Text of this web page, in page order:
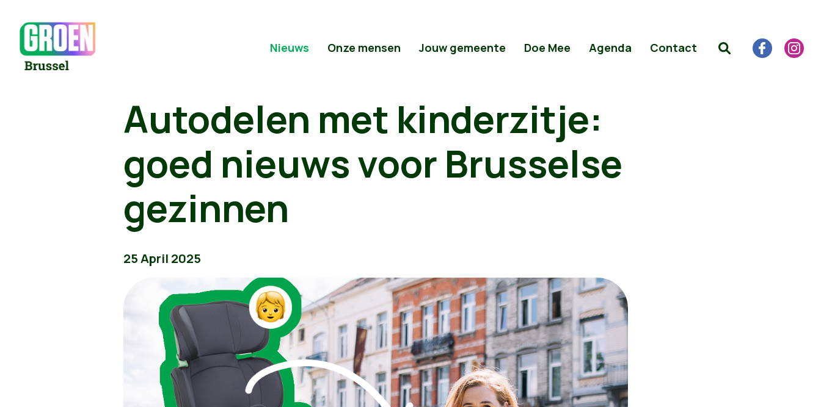
Nieuws Onze mensen Jouw gemeente Doe Mee Agenda Contact
Autodelen met kinderzitje:
goed nieuws voor Brusselse
gezinnen
25 April 2025